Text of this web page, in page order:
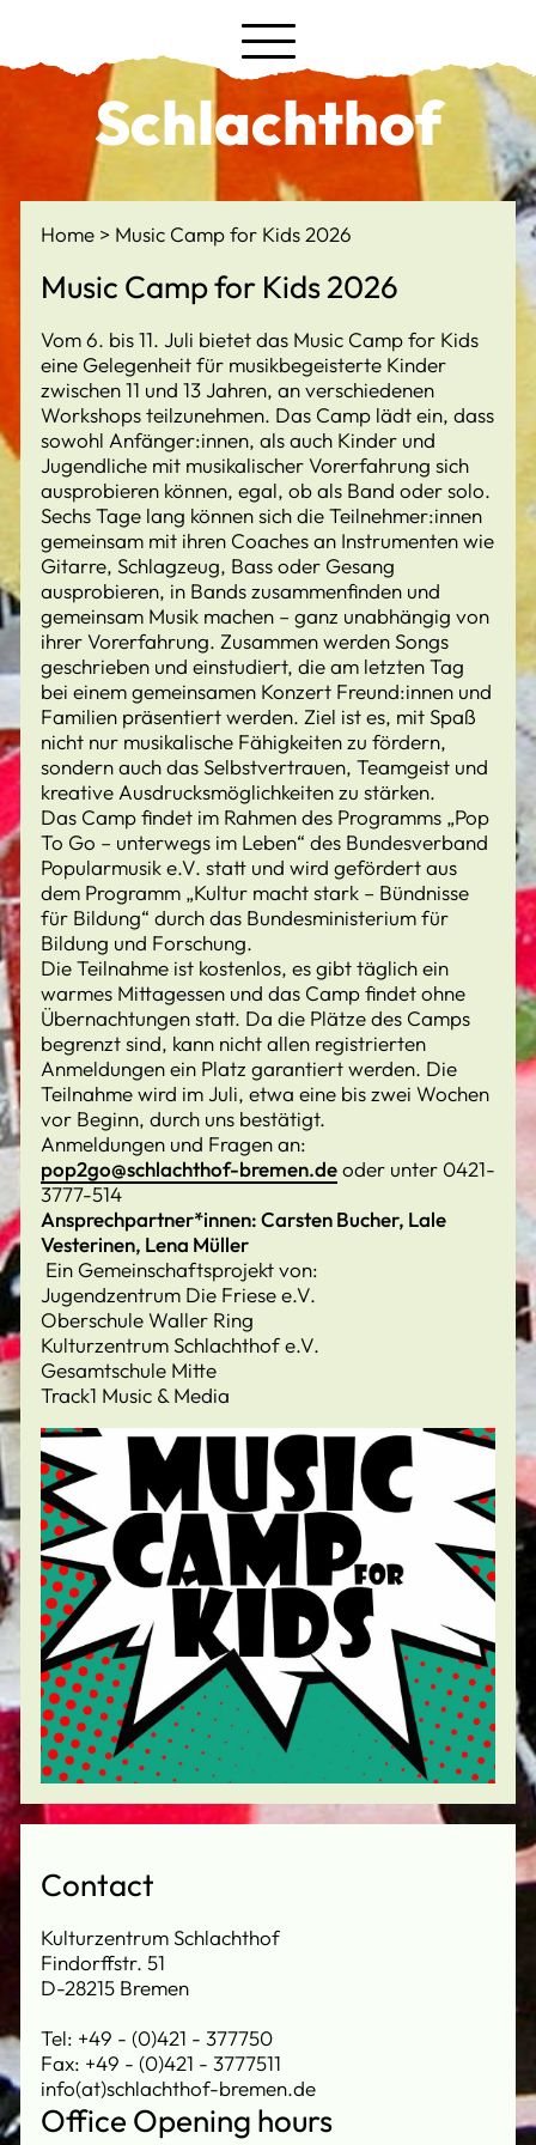
Schlachthof
Home Music Camp for Kids 2026
Music Camp for Kids 2026
Vom 6. bis 11. Juli bietet das Music Camp for Kids
eine Gelegenheit für musikbegeisterte Kinder
zwischen 11 und 13 Jahren, an verschiedenen
Workshops teilzunehmen. Das Camp lädt ein, dass
sowohl Anfänger:innen, als auch Kinder und
Jugendliche mit musikalischer Vorerfahrung sich
ausprobieren können, egal, ob als Band oder solo.
Sechs Tage lang können sich die Teilnehmer:innen
gemeinsam mit ihren Coaches an Instrumenten wie
Gitarre, Schlagzeug, Bass oder Gesang
ausprobieren, in Bands zusammenfinden und
gemeinsam Musik machen – ganz unabhängig von
ihrer Vorerfahrung. Zusammen werden Songs
geschrieben und einstudiert, die am letzten Tag
bei einem gemeinsamen Konzert Freund:innen und
Familien präsentiert werden. Ziel ist es, mit Spaß
nicht nur musikalische Fähigkeiten zu fördern,
sondern auch das Selbstvertrauen, Teamgeist und
kreative Ausdrucksmöglichkeiten zu stärken.
Das Camp findet im Rahmen des Programms „Pop
To Go – unterwegs im Leben“ des Bundesverband
Popularmusik e.V. statt und wird gefördert aus
dem Programm „Kultur macht stark – Bündnisse
für Bildung“ durch das Bundesministerium für
Bildung und Forschung.
Die Teilnahme ist kostenlos, es gibt täglich ein
warmes Mittagessen und das Camp findet ohne
Übernachtungen statt. Da die Plätze des Camps
begrenzt sind, kann nicht allen registrierten
Anmeldungen ein Platz garantiert werden. Die
Teilnahme wird im Juli, etwa eine bis zwei Wochen
vor Beginn, durch uns bestätigt.
Anmeldungen und Fragen an:
pop2go@schlachthof-bremen.deoder unter 0421-
3777-514
Ansprechpartner*innen: Carsten Bucher, Lale
Vesterinen, Lena Müller
Ein Gemeinschaftsprojekt von:
Jugendzentrum Die Friese e.V.
Oberschule Waller Ring
Kulturzentrum Schlachthof e.V.
Gesamtschule Mitte
Track1 Music & Media
Contact
Kulturzentrum Schlachthof
Findorffstr. 51
D-28215 Bremen
Tel: +49 - (0)421 - 377750
Fax: +49 - (0)421 - 3777511
info(at)schlachthof-bremen.de
Office Opening hours